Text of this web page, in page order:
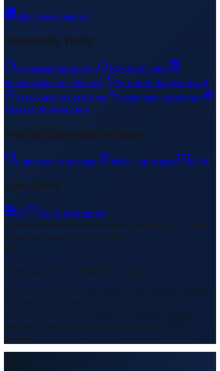
Alle News ansehen
Passende Tools
Transitzeit berechnen
HS-Code finden
Transportkosten schätzen
Partner finden (Connect)
Versicherung berechnen
Lademeter berechnen
Taxgewicht berechnen
Weiterführendes Wissen
Luftfracht Grundlagen AWB – Air Waybill IATA
Zum Land
PT
Zoll & Abfertigung
Weiterführende Links1 Bereiche/Sections • 8 Links▾
Zuletzt aktualisiert: 31. Juli 2026
Inhalt geprüft & redaktionell freigegeben
Die auf dieser Seite dargestellten Informationen basieren
auf öffentlich zugänglichen Transport- und
Infrastrukturdaten. Die logistische Bedeutung eines
Standorts kann sich ändern. Alle Angaben ohne
Gewähr.